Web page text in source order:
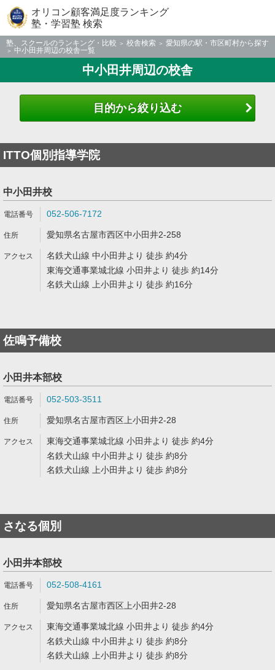
オリコン顧客満足度ランキング
塾・学習塾 検索
塾、スクールのランキング・比較 校舎検索
愛知県の駅・市区町村から探す
中小田井周辺の校舎一覧
中小田井周辺の校舎
目的から絞り込む
ITTO個別指導学院
中小田井校
052-506-7172
愛知県名古屋市西区中小田井2-258
名鉄犬山線 中小田井より 徒歩 約4分
東海交通事業城北線 小田井より 徒歩 約14分
名鉄犬山線 上小田井より 徒歩 約16分
佐鳴予備校
小田井本部校
052-503-3511
愛知県名古屋市西区上小田井2-28
東海交通事業城北線 小田井より 徒歩 約4分
名鉄犬山線 中小田井より 徒歩 約8分
名鉄犬山線 上小田井より 徒歩 約8分
さなる個別
小田井本部校
052-508-4161
愛知県名古屋市西区上小田井2-28
東海交通事業城北線 小田井より 徒歩 約4分
名鉄犬山線 中小田井より 徒歩 約8分
名鉄犬山線 上小田井より 徒歩 約8分